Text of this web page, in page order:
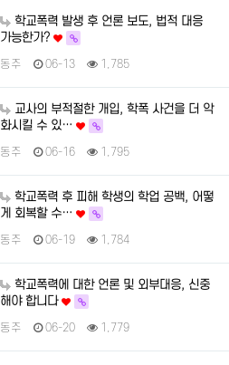
학교폭력 발생 후 언론 보도, 법적 대응
가능한가?
동주 06-13 1,785
교사의 부적절한 개입, 학폭 사건을 더 악
화시킬 수 있…
동주 06-16 1,795
학교폭력 후 피해 학생의 학업 공백, 어떻
게 회복할 수…
동주 06-19 1,784
학교폭력에 대한 언론 및 외부대응, 신중
해야 합니다
동주 06-20 1,779